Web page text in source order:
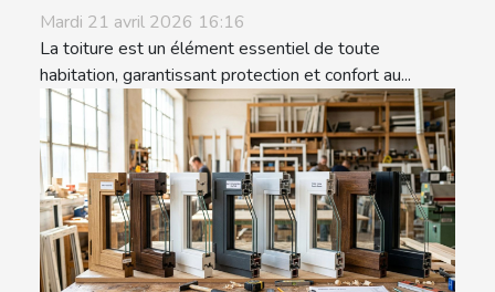
Mardi 21 avril 2026 16:16
La toiture est un élément essentiel de toute
habitation, garantissant protection et confort au...